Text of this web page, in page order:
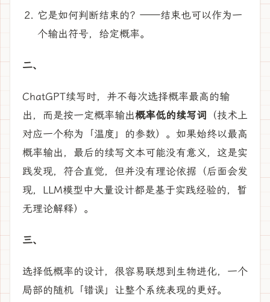
它是如何判断结束的？——结束也可以作为一
个输出符号，给定概率。
二、
ChatGPT续写时，并不每次选择概率最高的输
出，而是按一定概率输出概率低的续写词 （技术上
对应一个称为「温度」的参数）。如果始终以最高
概率输出，最后的续写文本可能没有意义，这是实
践发现，符合直觉，但并没有理论依据（后面会发
现，LLM模型中大量设计都是基于实践经验的，暂
无理论解释）。
三、
选择低概率的设计，很容易联想到生物进化，一个
局部的随机「错误」让整个系统表现的更好。